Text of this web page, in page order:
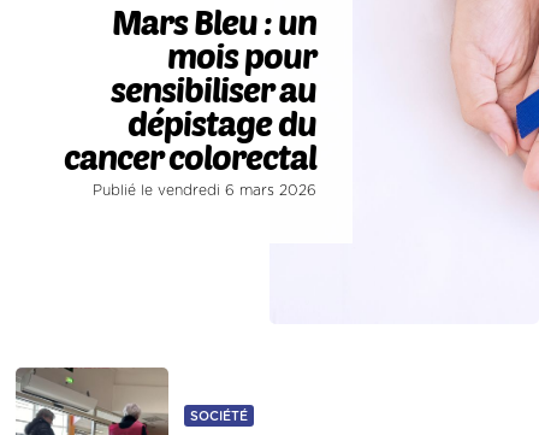
Mars Bleu : un
mois pour
sensibiliser au
dépistage du
cancer colorectal
Publié le vendredi 6 mars 2026
SOCIÉTÉ